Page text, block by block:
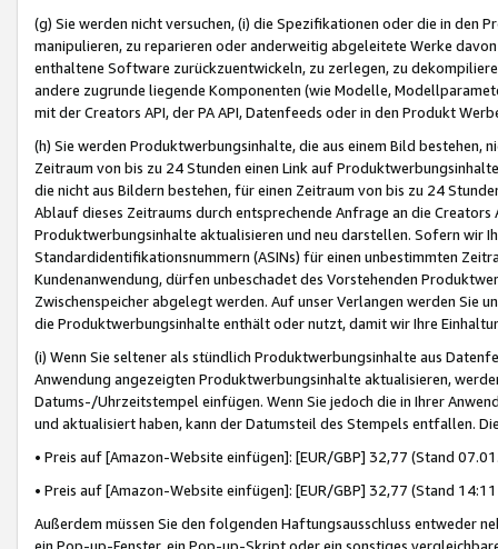
(g) Sie werden nicht versuchen, (i) die Spezifikationen oder die in
manipulieren, zu reparieren oder anderweitig abgeleitete Werke
enthaltene Software zurückzuentwickeln, zu zerlegen, zu
andere zugrunde liegende Komponenten (wie Modelle,
mit der Creators API, der PA API, Datenfeeds oder in den Produkt
(h) Sie werden Produktwerbungsinhalte, die aus einem Bild bestehen,
Zeitraum von bis zu 24 Stunden einen Link auf
die nicht aus Bildern bestehen, für einen Zeitraum von bis zu 24
Ablauf dieses Zeitraums durch entsprechende Anfrage an die
Produktwerbungsinhalte aktualisieren und neu darstellen. Sofern wir
Standardidentifikationsnummern (ASINs) für einen unbestimmten
Kundenanwendung, dürfen unbeschadet des Vorstehenden
Zwischenspeicher abgelegt werden. Auf unser Verlangen werden Sie
die Produktwerbungsinhalte enthält oder nutzt, damit wir Ihre
(i) Wenn Sie seltener als stündlich Produktwerbungsinhalte aus
Anwendung angezeigten Produktwerbungsinhalte aktualisieren,
Datums-/Uhrzeitstempel einfügen. Wenn Sie jedoch die in Ihrer
und aktualisiert haben, kann der Datumsteil des Stempels entfallen.
• Preis auf [Amazon-Website einfügen]: [EUR/GBP] 32,77 (Stand
• Preis auf [Amazon-Website einfügen]: [EUR/GBP] 32,77 (Stand
Außerdem müssen Sie den folgenden Haftungsausschluss entweder
ein Pop-up-Fenster, ein Pop-up-Skript oder ein sonstiges